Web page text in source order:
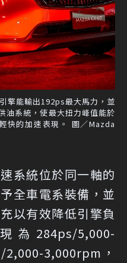
擎能輸出192ps最大馬力，並
油系統，使最大扭力峰值能於
快的加速表現。 圖／Mazda
系統位於同一軸的
全車電系裝備，並
以有效降低引擎負
284ps/5,000-
3,000rpm，